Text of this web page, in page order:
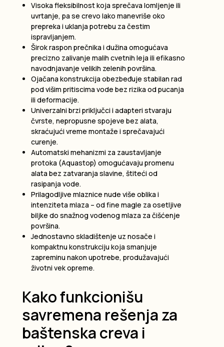
Visoka fleksibilnost koja sprečava lomljenje ili
uvrtanje, pa se crevo lako manevriše oko
prepreka i uklanja potrebu za čestim
ispravljanjem.
Širok raspon prečnika i dužina omogućava
precizno zalivanje malih cvetnih leja ili efikasno
navodnjavanje velikih zelenih površina.
Ojačana konstrukcija obezbeđuje stabilan rad
pod višim pritiscima vode bez rizika od pucanja
ili deformacije.
Univerzalni brzi priključci i adapteri stvaraju
čvrste, nepropusne spojeve bez alata,
skraćujući vreme montaže i sprečavajući
curenje.
Automatski mehanizmi za zaustavljanje
protoka (Aquastop) omogućavaju promenu
alata bez zatvaranja slavine, štiteći od
rasipanja vode.
Prilagodljive mlaznice nude više oblika i
intenziteta mlaza – od fine magle za osetljive
biljke do snažnog vodenog mlaza za čišćenje
površina.
Jednostavno skladištenje uz nosače i
kompaktnu konstrukciju koja smanjuje
zapreminu nakon upotrebe, produžavajući
životni vek opreme.
Kako funkcionišu
savremena rešenja za
baštenska creva i